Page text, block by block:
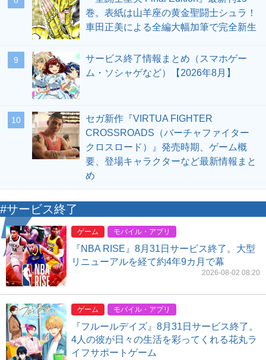
巻。表紙は山羊座の黄金聖闘士シュラ！
車田正美による全編大幅加筆で完全新生
9
サービス終了情報まとめ（スマホゲー
ム・ソシャゲなど）【2026年8月】
10
セガ新作『VIRTUA FIGHTER
CROSSROADS（バーチャファイター
クロスロード）』発売時期、ゲーム概
要、登場キャラクターなど最新情報まと
め
#サービス終了
ゲーム モバイル・アプリ
『NBA RISE』8月31日サービス終了。大型
リニューアルを経て約4年9カ月で幕
2026-08-02 08:20
ゲーム モバイル・アプリ
『フルールデイズ』8月31日サービス終了。
4人の彼が日々の生活を彩ってくれる花丸ラ
イフサポートゲーム